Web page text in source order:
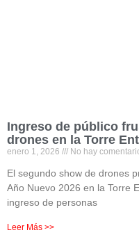
Ingreso de público
drones en la Torre
enero 1, 2026 No hay
El segundo show de drones
Año Nuevo 2026 en la Torre
ingreso de personas
Leer Más >>